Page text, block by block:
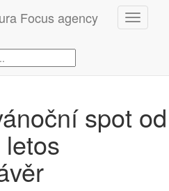
spot od